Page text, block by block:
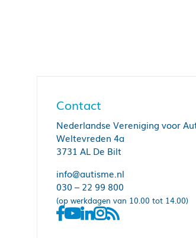
Contact
Nederlandse Vereniging voor
Weltevreden 4a
3731 AL De Bilt
info@autisme.nl
030 – 22 99 800
(op werkdagen van 10.00 tot 14.00)